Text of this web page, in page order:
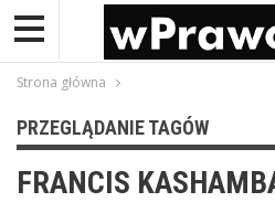
Strona główna
PRZEGLĄDANIE TAGÓW
FRANCIS